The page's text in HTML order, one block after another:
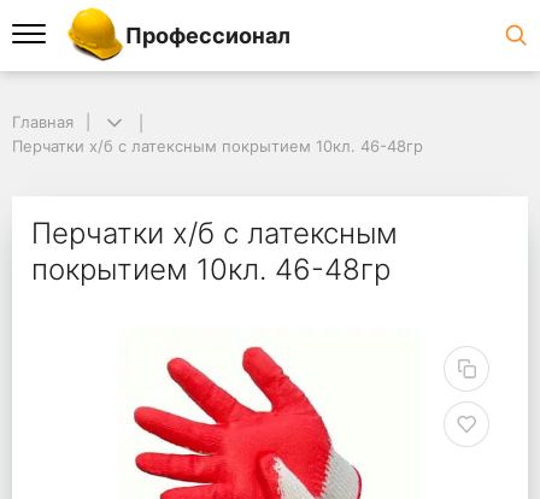
Профессионал
Главная
Перчатки х/б с латексным покрытием 10кл. 46-48гр
Перчатки х/б с латексным
покрытием 10кл. 46-48гр